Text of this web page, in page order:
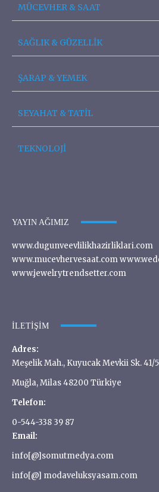
MÜCEVHER & SAAT
SAĞLIK & GÜZELLİK
ŞARAP & YEMEK
SEYAHAT & TATİL
TEKNOLOJİ
YAYIN AĞIMIZ
www.dugunveevlilikhazirliklari.com
www.mucevhervesaat.com
www.jewelrytrendsetter.com
İLETIŞIM
Adres:
Meşelik Mah., Kuyucak Mevkii Sk. 41/5
Muğla, Milas 48200 Türkiye
Telefon:
0-544-338 39 87
Email:
info[@]somutmedya.com
info[@] modaveluksyasam.com